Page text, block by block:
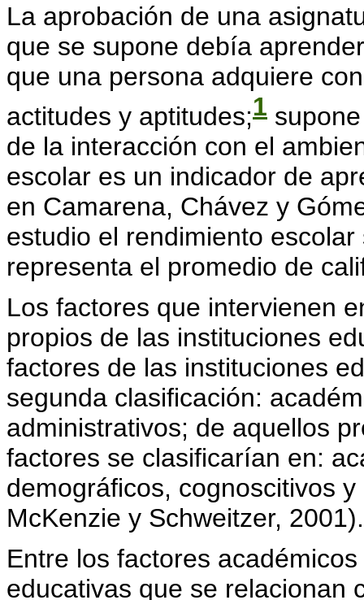
La aprobación de una
que se supone debía
que una persona adquiere
actitudes y aptitudes;1
de la interacción con el
escolar es un indicador de
en Camarena, Chávez y
estudio el rendimiento
representa el promedio de
Los factores que intervienen
propios de las instituciones
factores de las instituciones
segunda clasificación:
administrativos; de aquellos
factores se clasificarían en:
demográficos, cognoscitivos
McKenzie y Schweitzer, 2001).
Entre los factores
educativas que se relacionan